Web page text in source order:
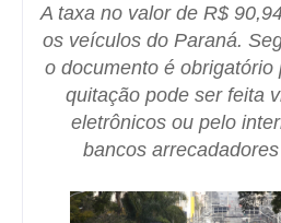
A taxa no valor de R$
os veículos do Paraná.
o documento é obrigatório
quitação pode ser feita
eletrônicos ou pelo
bancos